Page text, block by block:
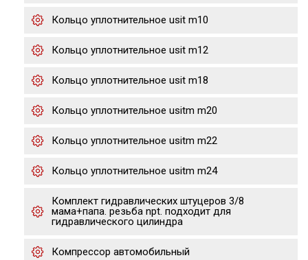
Кольцо уплотнительное usit m10
Кольцо уплотнительное usit m12
Кольцо уплотнительное usit m18
Кольцо уплотнительное usitm m20
Кольцо уплотнительное usitm m22
Кольцо уплотнительное usitm m24
Комплект гидравлических штуцеров 3/8
мама+папа. резьба npt. подходит для
гидравлического цилиндра
Компрессор автомобильный